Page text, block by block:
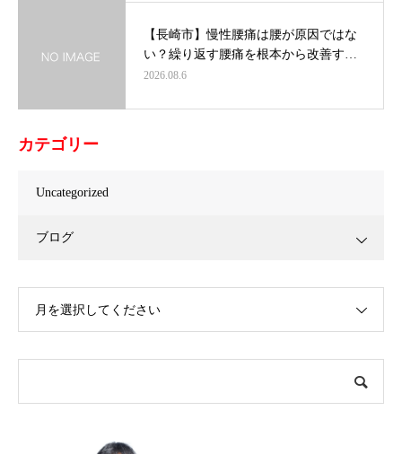
【長崎市】慢性腰痛は腰が原因ではな
い？繰り返す腰痛を根本から改善す…
2026.08.6
カテゴリー
Uncategorized
ブログ
月を選択してください